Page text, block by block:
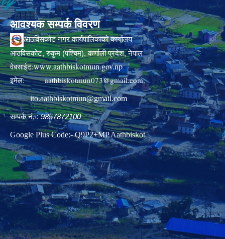
आवश्यक सम्पर्क विवरण
आठविसकोट नगर कार्यपालिकाको कार्यालय
आठविसकोट, रुकुम (पश्चिम), कर्णाली प्रदेश, नेपाल
वेबसाईट:www.aathbiskotmun.gov.np
इमेल:aathbiskotmun073@gmail.com,
ito.aathbiskotmun@gmail.com
सम्पर्क नं. :9857872100
Google Plus Code:- Q9P2+MP Aathbiskot